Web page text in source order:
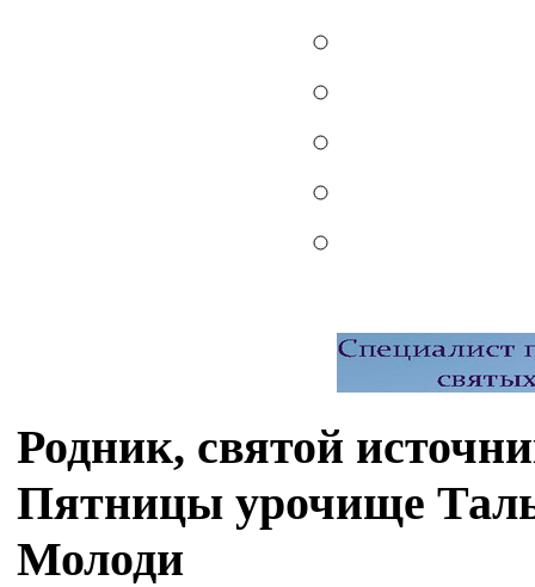
Родник, святой
Пятницы урочище
Молоди